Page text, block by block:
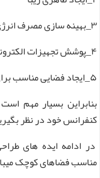
۳_بهینه سازی مصرف انرژی
۴_پوشش تجهیزات الکترونیکی
۵_ایجاد فضایی مناسب برای تمرکز و همچنین بهره وری بالا
بنابراین بسیار مهم
کنفرانس خود در نظر
در ادامه ایده های
مناسب فضاهای کوچک